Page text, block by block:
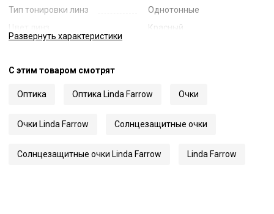
Тип тонировки линз
Однотонные
Красный
Длина заушника
140
Развернуть характеристики
С этим товаром смотрят
Оптика Оптика Linda Farrow Очки
Очки Linda Farrow Солнцезащитные очки
Солнцезащитные очки Linda Farrow Linda Farrow